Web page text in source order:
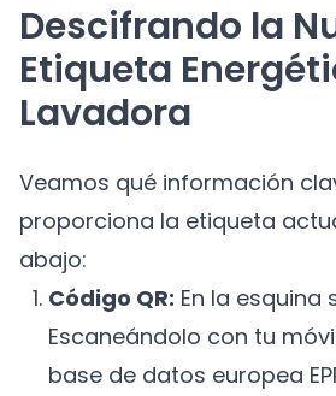
Descifrando la
Etiqueta
Lavadora
Veamos qué información
proporciona la etiqueta
abajo:
Código QR: En la esquina
Escaneándolo con tu
base de datos europea